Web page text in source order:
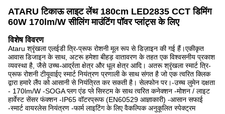
ATARU टिकाऊ लाइट लेंथ 180cm LED2835 CCT डिमिंग
60W 170lm/W सीलिंग माउंटिंग पॉवर प्लांट्स के लिए
विशेष विवरण
Ataru श्रृंखला एलईडी त्रि-प्रूफ रोशनी मूल रूप से डिज़ाइन की गई हैं।एकीकृत
आवास डिजाइन के साथ, अटरू हमेशा बीहड़ वातावरण के तहत एक विश्वसनीय प्रकाश
व्यवस्था है, जैसे उच्च-आर्द्रता क्षेत्र और धूल क्षेत्र आदि। अतरू श्रृंखला स्मार्ट त्रि-
प्रूफ रोशनी टीयूवाईए स्मार्ट नियंत्रण प्रणाली के साथ संगत है जो एक त्वरित क्लिक
द्वारा हमारे लैंप को आसानी से नियंत्रित कर सकती है। सेलफोन पर।-उच्च लुमेन दक्षता
- 170lm/W -SOGA प्लग एंड प्ले सिस्टम के साथ त्वरित कनेक्शन -मोशन / लाइट
हार्वेस्ट सेंसर फंक्शन -IP65 वॉटरप्रूफ (EN60529 आज्ञाकारी) -आसान सफाई
-स्मार्ट वायरलेस नियंत्रण -फार्म लाइटिंग के लिए वैकल्पिक अनुकूलित स्पेक्ट्रम